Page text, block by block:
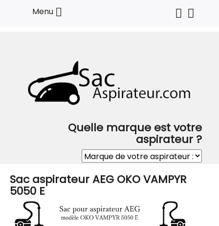
Menu 
Quelle marque est votre
aspirateur ?
Sac aspirateur AEG OKO VAMPYR
5050 E